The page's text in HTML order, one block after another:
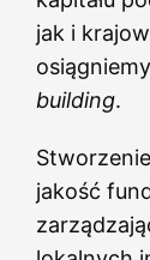
jak i
building.
jakość